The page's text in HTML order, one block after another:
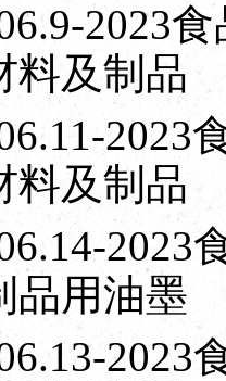
2023
料及制品
2023
料及制品
2023
品用油墨
2023